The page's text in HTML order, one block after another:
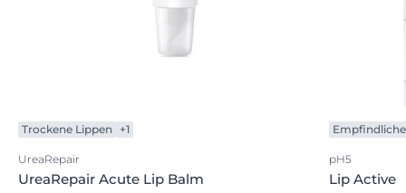
Trockene Lippen +1
UreaRepair
UreaRepair Acute Lip Balm
pH5
Lip Active